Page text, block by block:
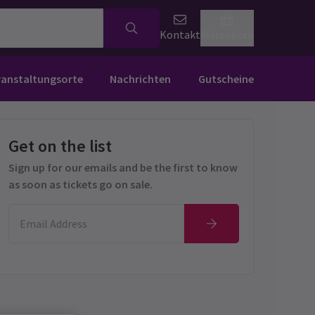
Kontakt
Nachrichten Gutscheine
Get on the list
Sign up for our emails and be the first to know
as soon as tickets go on sale.